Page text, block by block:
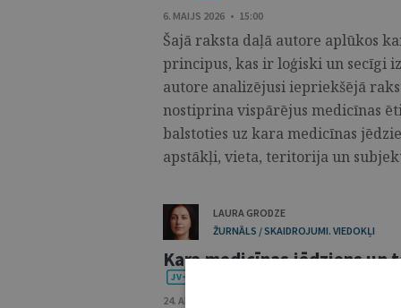
6. MAIJS 2026 • 15:00
Šajā raksta daļā autore aplūkos
principus, kas ir loģiski un secīgi
autore analizējusi iepriekšējā
nostiprina vispārējus medicīnas
balstoties uz kara medicīnas
apstākļi, vieta, teritorija un
LAURA GRODZE
ŽURNĀLS / SKAIDROJUMI. VIEDOKĻI
Kara medicīnas jēdziens
24. APRĪLIS 2026 • 09:00